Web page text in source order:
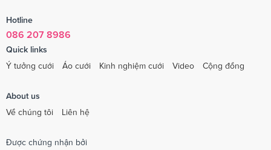
Hotline
086 207 8986
Quick links
Ý tưởng cưới
Áo cưới Kinh nghiệm cưới Video Cộng đồng
About us
Về chúng tôi
Liên hệ
Được chứng nhận bởi